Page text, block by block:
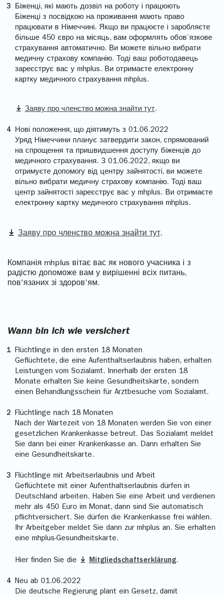
Біженці, які мають дозвіл на роботу і працюють
Біженці з посвідкою на проживання мають право
працювати в Німеччині. Якщо ви працюєте і заробляєте
більше 450 євро на місяць, вам оформлять обов’язкове
страхування автоматично. Ви можете вільно вибрати
медичну страхову компанію. Тоді ваш роботодавець
зареєструє вас у mhplus. Ви отримаєте електронну
картку медичного страхування mhplus.
Заяву про членство можна знайти тут.
Нові положення, що діятимуть з 01.06.2022
Уряд Німеччини планує затвердити закон, спрямований
на спрощення та пришвидшення доступу біженців до
медичного страхування. З 01.06.2022, якщо ви
отримуєте допомогу від центру зайнятості, ви можете
вільно вибрати медичну страхову компанію. Тоді ваш
центр зайнятості зареєструє вас у mhplus. Ви отримаєте
електронну картку медичного страхування mhplus.
Заяву про членство можна знайти тут.
Компанія mhplus вітає вас як нового учасника і з
радістю допоможе вам у вирішенні всіх питань,
пов'язаних зі здоров'ям.
Wann bin ich wie versichert
Flüchtlinge in den ersten 18 Monaten
Geflüchtete, die eine Aufenthaltserlaubnis haben, erhalten
Leistungen vom Sozialamt. Innerhalb der ersten 18
Monate erhalten Sie keine Gesundheitskarte, sondern
einen Behandlungsschein für Arztbesuche vom Sozialamt.
Flüchtlinge nach 18 Monaten
Nach der Wartezeit von 18 Monaten werden Sie von einer
gesetzlichen Krankenkasse betreut. Das Sozialamt meldet
Sie dann bei einer Krankenkasse an. Dann erhalten Sie
eine Gesundheitskarte.
Flüchtlinge mit Arbeitserlaubnis und Arbeit
Geflüchtete mit einer Aufenthaltserlaubnis dürfen in
Deutschland arbeiten. Haben Sie eine Arbeit und verdienen
mehr als 450 Euro im Monat, dann sind Sie automatisch
pflichtversichert. Sie dürfen die Krankenkasse frei wählen.
Ihr Arbeitgeber meldet Sie dann zur mhplus an. Sie erhalten
eine mhplus-Gesundheitskarte.
Hier finden Sie die Mitgliedschaftserklärung.
Neu ab 01.06.2022
Die deutsche Regierung plant ein Gesetz, damit